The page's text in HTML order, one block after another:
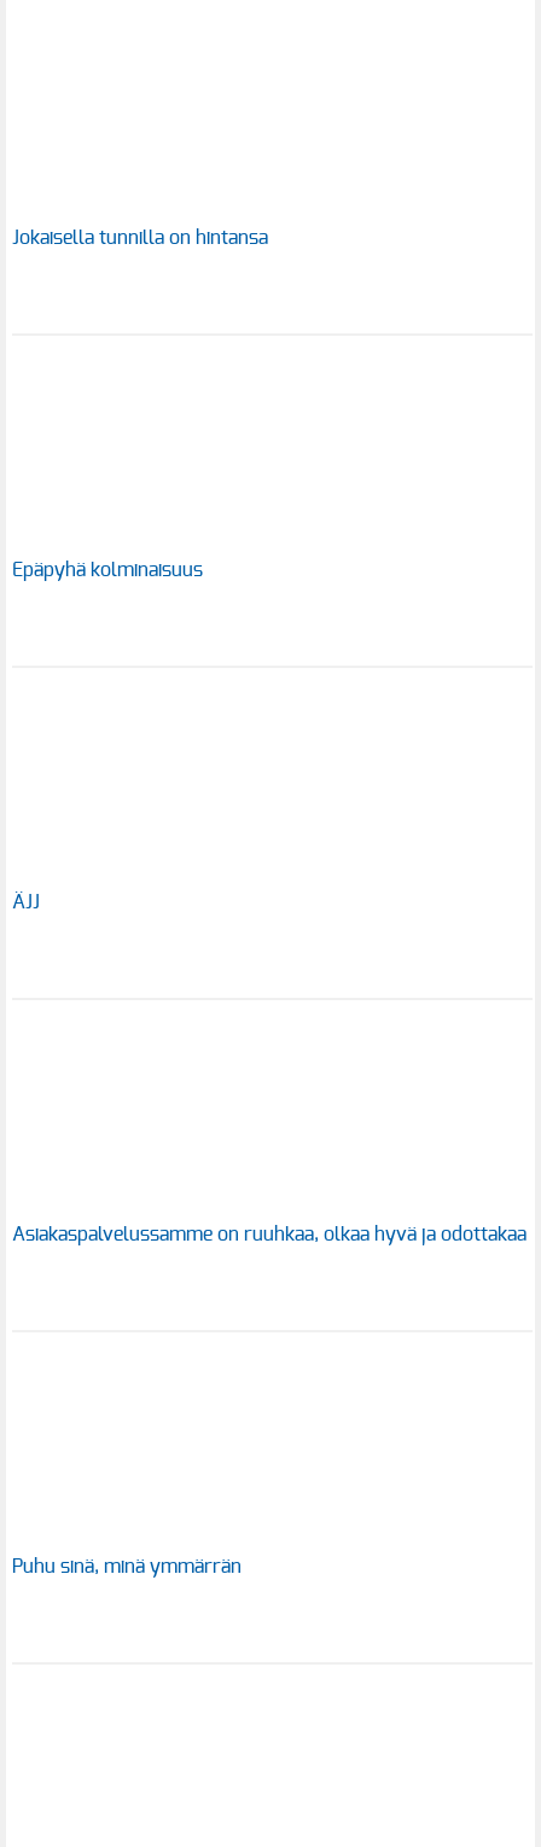
Jokaisella tunnilla on hintansa
Epäpyhä kolminaisuus
ÄJJ
Asiakaspalvelussamme on ruuhkaa, olkaa hyvä ja odottakaa
Puhu sinä, minä ymmärrän